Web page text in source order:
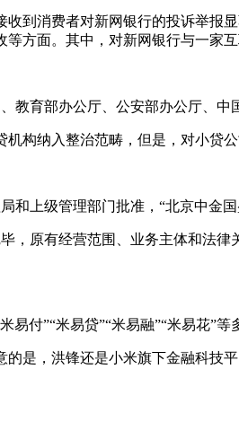
收到消费者对新网银行的投诉举
方面。其中，对新网银行与一家
教育部办公厅、公安部办公厅、
构纳入整治范畴，但是，对小贷
和上级管理部门批准，“北京中金
，原有经营范围、业务主体和法
付”“米易贷”“米易融”“米易花”
是，洪锋还是小米旗下金融科技平